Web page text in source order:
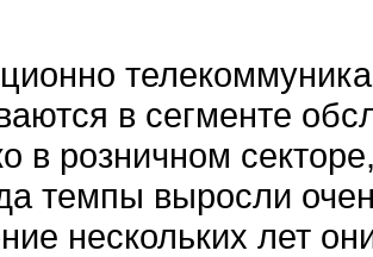
в сегменте
в розничном
темпы выросли
нескольких лет